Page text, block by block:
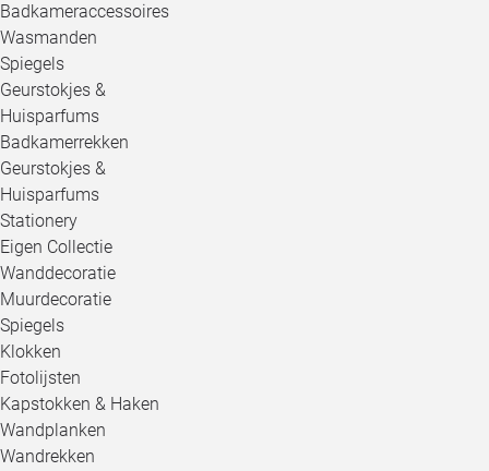
Badkameraccessoires
Wasmanden
Spiegels
Geurstokjes &
Huisparfums
Badkamerrekken
Geurstokjes &
Huisparfums
Stationery
Eigen Collectie
Wanddecoratie
Muurdecoratie
Spiegels
Klokken
Fotolijsten
Kapstokken & Haken
Wandplanken
Wandrekken